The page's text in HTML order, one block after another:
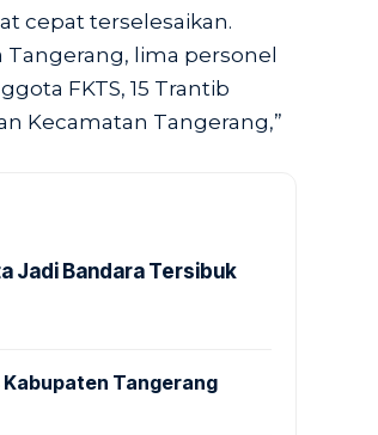
cepat terselesaikan.
Tangerang, lima personel
FKTS, 15 Trantib
Kecamatan Tangerang,”
Jadi Bandara Tersibuk
Kabupaten Tangerang